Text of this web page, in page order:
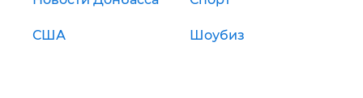
США Шоубиз